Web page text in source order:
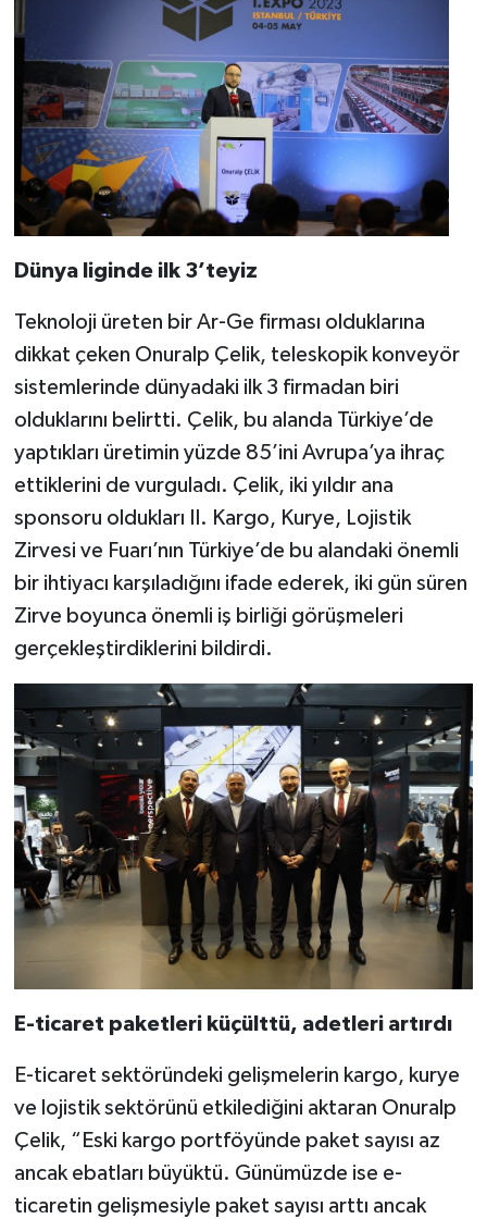
Dünya liginde ilk 3’teyiz
Teknoloji üreten bir Ar-Ge firması olduklarına
dikkat çeken Onuralp Çelik, teleskopik konveyör
sistemlerinde dünyadaki ilk 3 firmadan biri
olduklarını belirtti. Çelik, bu alanda Türkiye’de
yaptıkları üretimin yüzde 85’ini Avrupa’ya ihraç
ettiklerini de vurguladı. Çelik, iki yıldır ana
sponsoru oldukları II. Kargo, Kurye, Lojistik
Zirvesi ve Fuarı’nın Türkiye’de bu alandaki önemli
bir ihtiyacı karşıladığını ifade ederek, iki gün süren
Zirve boyunca önemli iş birliği görüşmeleri
gerçekleştirdiklerini bildirdi.
E-ticaret paketleri küçülttü, adetleri artırdı
E-ticaret sektöründeki gelişmelerin kargo, kurye
ve lojistik sektörünü etkilediğini aktaran Onuralp
Çelik, “Eski kargo portföyünde paket sayısı az
ancak ebatları büyüktü. Günümüzde ise e-
ticaretin gelişmesiyle paket sayısı arttı ancak